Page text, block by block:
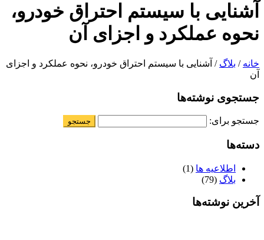
آشنایی با سیستم احتراق خودرو،
نحوه عملکرد و اجزای آن
خانه / بلاگ / آشنایی با سیستم احتراق خودرو، نحوه عملکرد و اجزای
آن
جستجوی نوشته‌ها
جستجو برای:
دسته‌ها
اطلاعیه ها (1)
بلاگ (79)
آخرین نوشته‌ها